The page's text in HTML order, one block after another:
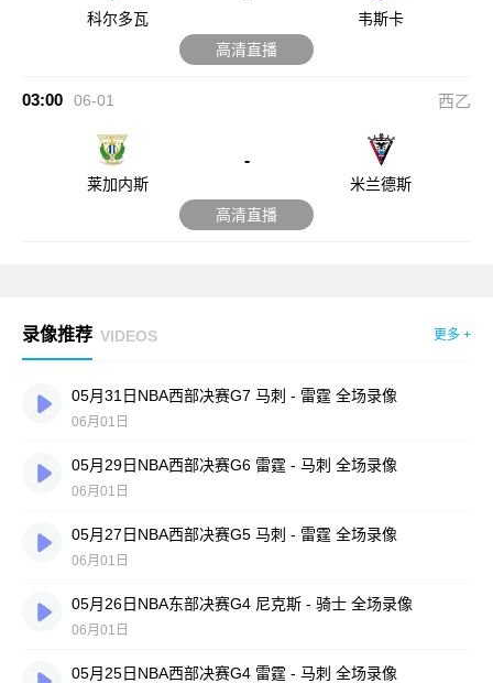
科尔多瓦
韦斯卡
高清直播
03:00 06-01 西乙
莱加内斯
-
米兰德斯
高清直播
录像推荐 VIDEOS 更多 +
05月31日NBA西部决赛G7 马刺 - 雷霆 全场录像
06月01日
05月29日NBA西部决赛G6 雷霆 - 马刺 全场录像
06月01日
05月27日NBA西部决赛G5 马刺 - 雷霆 全场录像
06月01日
05月26日NBA东部决赛G4 尼克斯 - 骑士 全场录像
06月01日
05月25日NBA西部决赛G4 雷霆 - 马刺 全场录像